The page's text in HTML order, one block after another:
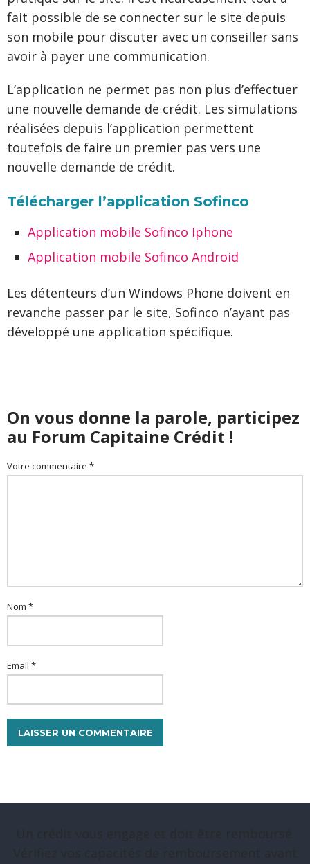
fait possible de se connecter sur le site depuis
son mobile pour discuter avec un conseiller sans
avoir à payer une communication.
L’application ne permet pas non plus d’effectuer
une nouvelle demande de crédit. Les simulations
réalisées depuis l’application permettent
toutefois de faire un premier pas vers une
nouvelle demande de crédit.
Télécharger l’application Sofinco
Application mobile Sofinco Iphone
Application mobile Sofinco Android
Les détenteurs d’un Windows Phone doivent en
revanche passer par le site, Sofinco n’ayant pas
développé une application spécifique.
On vous donne la parole, participez
au Forum Capitaine Crédit !
Votre commentaire *
Nom *
Email *